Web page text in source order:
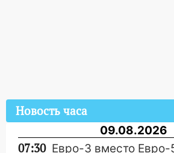
Новость часа
09.08.2026
07:30 Евро-3 вместо Евро-